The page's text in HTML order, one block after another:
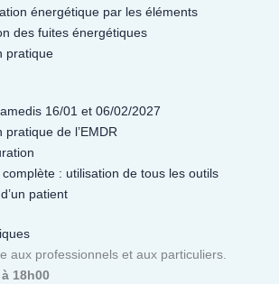
énergétique par les éléments
des fuites énergétiques
pratique
16/01 et 06/02/2027
pratique de l’EMDR
: utilisation de tous les outils
patient
aux professionnels et aux particuliers.
18h00